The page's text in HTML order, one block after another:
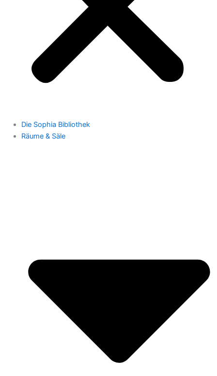
Die Sophia Bibliothek
Räume & Säle